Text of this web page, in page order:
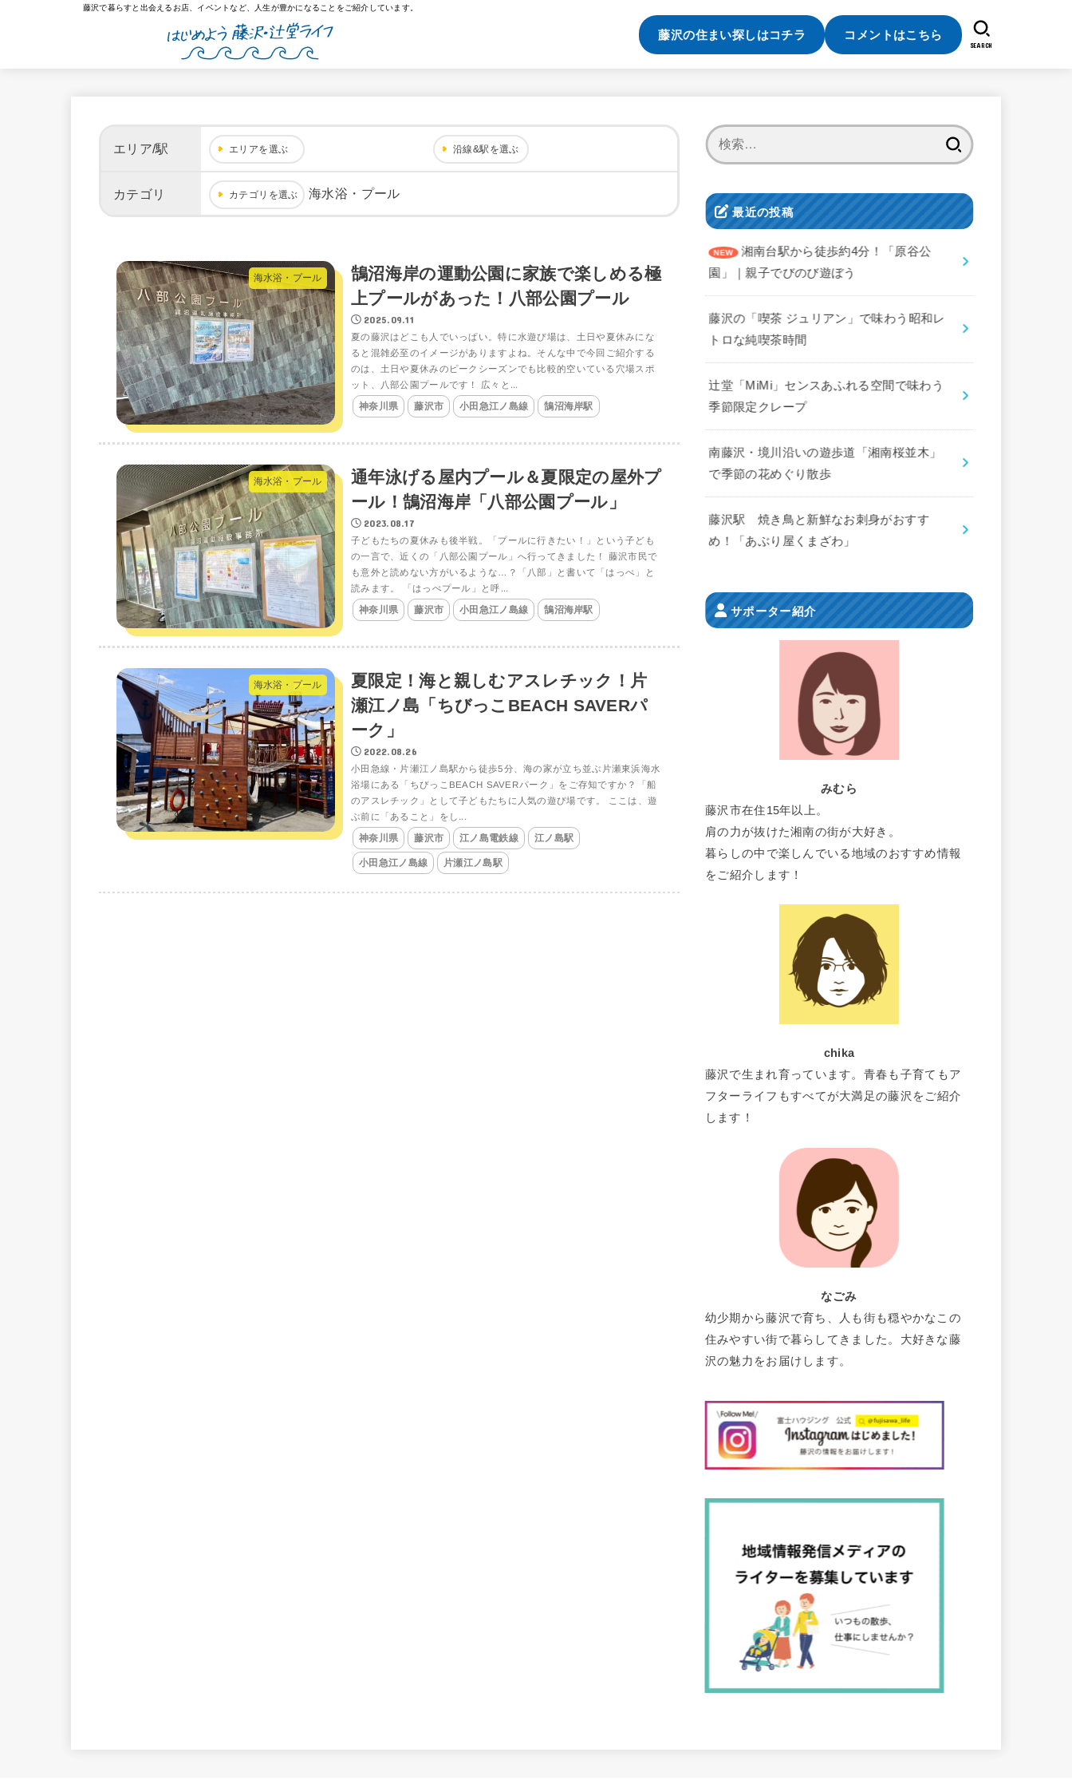
藤沢で暮らすと出会えるお店、イベントなど、人生が豊かになることをご紹介しています。
藤沢の住まい探しはコチラ コメントはこちら
SEARCH
エリア/駅 エリアを選ぶ 沿線&駅を選ぶ
カテゴリ カテゴリを選ぶ 海水浴・プール
海水浴・プール
鵠沼海岸の運動公園に家族で楽しめる極
上プールがあった！八部公園プール
2025.09.11
夏の藤沢はどこも人でいっぱい。特に水遊び場は、土日や夏休みにな
ると混雑必至のイメージがありますよね。そんな中で今回ご紹介する
のは、土日や夏休みのピークシーズンでも比較的空いている穴場スポ
ット、八部公園プールです！ 広々と...
神奈川県 藤沢市 小田急江ノ島線 鵠沼海岸駅
海水浴・プール
通年泳げる屋内プール＆夏限定の屋外プ
ール！鵠沼海岸「八部公園プール」
2023.08.17
子どもたちの夏休みも後半戦。「プールに行きたい！」という子ども
の一言で、近くの「八部公園プール」へ行ってきました！ 藤沢市民で
も意外と読めない方がいるような…？「八部」と書いて「はっぺ」と
読みます。 「はっぺプール」と呼...
神奈川県 藤沢市 小田急江ノ島線 鵠沼海岸駅
海水浴・プール
夏限定！海と親しむアスレチック！片
瀬江ノ島「ちびっこBEACH SAVERパ
ーク」
2022.08.26
小田急線・片瀬江ノ島駅から徒歩5分、海の家が立ち並ぶ片瀬東浜海水
浴場にある「ちびっこBEACH SAVERパーク」をご存知ですか？「船
のアスレチック」として子どもたちに人気の遊び場です。 ここは、遊
ぶ前に「あること」をし...
神奈川県 藤沢市 江ノ島電鉄線 江ノ島駅
小田急江ノ島線 片瀬江ノ島駅
最近の投稿
湘南台駅から徒歩約4分！「原谷公
園」｜親子でびのび遊ぼう
藤沢の「喫茶 ジュリアン」で味わう昭和レ
トロな純喫茶時間
辻堂「MiMi」センスあふれる空間で味わう
季節限定クレープ
南藤沢・境川沿いの遊歩道「湘南桜並木」
で季節の花めぐり散歩
藤沢駅 焼き鳥と新鮮なお刺身がおすす
め！「あぶり屋くまざわ」
サポーター紹介
みむら
藤沢市在住15年以上。
肩の力が抜けた湘南の街が大好き。
暮らしの中で楽しんでいる地域のおすすめ情報
をご紹介します！
chika
藤沢で生まれ育っています。青春も子育てもア
フターライフもすべてが大満足の藤沢をご紹介
します！
なごみ
幼少期から藤沢で育ち、人も街も穏やかなこの
住みやすい街で暮らしてきました。大好きな藤
沢の魅力をお届けします。